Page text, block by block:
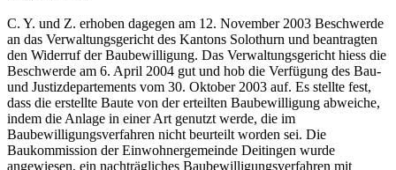
C. Y. und Z. erhoben dagegen am 12. November 2003 Beschwerde
an das Verwaltungsgericht des Kantons Solothurn und beantragten
den Widerruf der Baubewilligung. Das Verwaltungsgericht hiess die
Beschwerde am 6. April 2004 gut und hob die Verfügung des Bau-
und Justizdepartements vom 30. Oktober 2003 auf. Es stellte fest,
dass die erstellte Baute von der erteilten Baubewilligung abweiche,
indem die Anlage in einer Art genutzt werde, die im
Baubewilligungsverfahren nicht beurteilt worden sei. Die
Baukommission der Einwohnergemeinde Deitingen wurde
angewiesen, ein nachträgliches Baubewilligungsverfahren mit